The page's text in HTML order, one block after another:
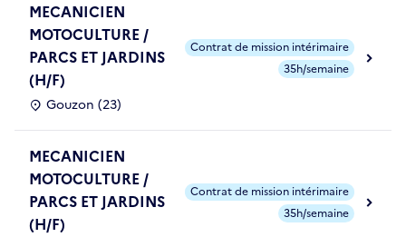
MECANICIEN
MOTOCULTURE /
PARCS ET JARDINS
(H/F)
Gouzon (23)
Contrat de mission intérimaire
35h/semaine
MECANICIEN
MOTOCULTURE /
PARCS ET JARDINS
(H/F)
Contrat de mission intérimaire
35h/semaine